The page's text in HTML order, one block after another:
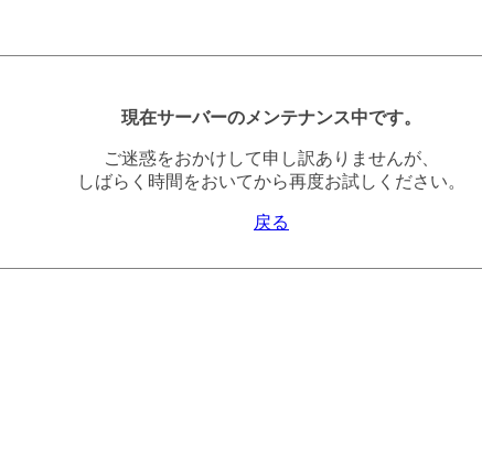
現在サーバーのメンテナンス中です。
ご迷惑をおかけして申し訳ありませんが、
しばらく時間をおいてから再度お試しください。
戻る